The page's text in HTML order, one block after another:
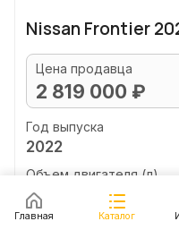
Nissan Frontier
Цена продавца
2 819 000 ₽
Год выпуска
2022
Объем двигателя (л)
unknown
Главная Каталог